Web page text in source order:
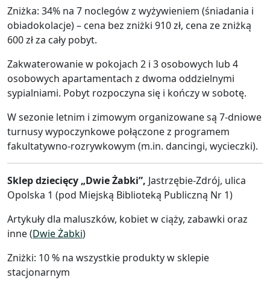
Zniżka: 34% na 7 noclegów z wyżywieniem (śniadania i
obiadokolacje) – cena bez zniżki 910 zł, cena ze zniżką
600 zł za cały pobyt.
Zakwaterowanie w pokojach 2 i 3 osobowych lub 4
osobowych apartamentach z dwoma oddzielnymi
sypialniami. Pobyt rozpoczyna się i kończy w sobotę.
W sezonie letnim i zimowym organizowane są 7-dniowe
turnusy wypoczynkowe połączone z programem
fakultatywno-rozrywkowym (m.in. dancingi, wycieczki).
Sklep dziecięcy „Dwie Żabki”, Jastrzębie-Zdrój, ulica
Opolska 1 (pod Miejską Biblioteką Publiczną Nr 1)
Artykuły dla maluszków, kobiet w ciąży, zabawki oraz
inne (Dwie Żabki)
Zniżki: 10 % na wszystkie produkty w sklepie
stacjonarnym